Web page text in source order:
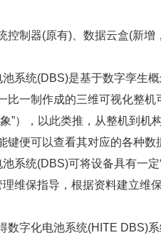
控制器(原有)、数据云盒(新增
池系统(DBS)是基于数字孪生
比一制作成的三维可视化整
”），以此类推，从整机到
键便可以查看其对应的各种
系统(DBS)可将设备具有一
维保指导，根据资料建立维
数字化电池系统(HITE DBS)系